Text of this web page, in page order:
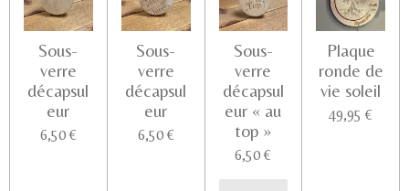
Sous-
verre
décapsul
eur
6,50 €
Sous-
verre
décapsul
eur
6,50 €
Sous-
verre
décapsul
eur « au
top »
6,50 €
Plaque
ronde de
vie soleil
49,95 €